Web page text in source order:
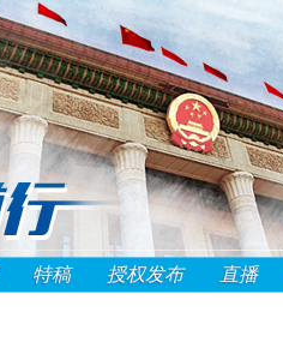
特稿 授权发布 直播